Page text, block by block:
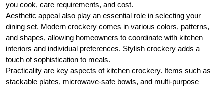
you cook, care requirements, and cost.
Aesthetic appeal also play an essential role in selecting your
dining set. Modern crockery comes in various colors, patterns,
and shapes, allowing homeowners to coordinate with kitchen
interiors and individual preferences. Stylish crockery adds a
touch of sophistication to meals.
Practicality are key aspects of kitchen crockery. Items such as
stackable plates, microwave-safe bowls, and multi-purpose